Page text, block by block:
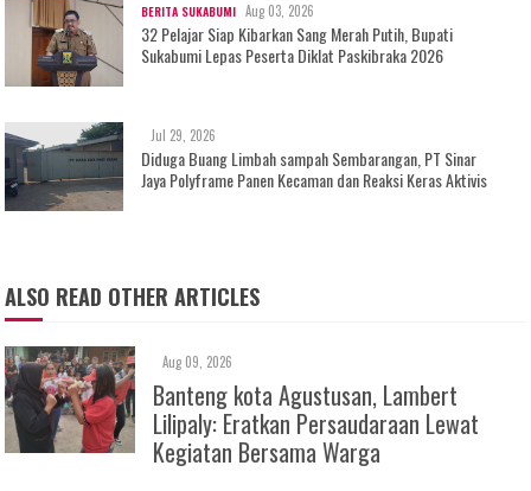
BERITA SUKABUMI Aug 03, 2026
32 Pelajar Siap Kibarkan Sang Merah Putih, Bupati
Sukabumi Lepas Peserta Diklat Paskibraka 2026
Jul 29, 2026
Diduga Buang Limbah sampah Sembarangan, PT Sinar
Jaya Polyframe Panen Kecaman dan Reaksi Keras Aktivis
ALSO READ OTHER ARTICLES
Aug 09, 2026
Banteng kota Agustusan, Lambert
Lilipaly: Eratkan Persaudaraan Lewat
Kegiatan Bersama Warga